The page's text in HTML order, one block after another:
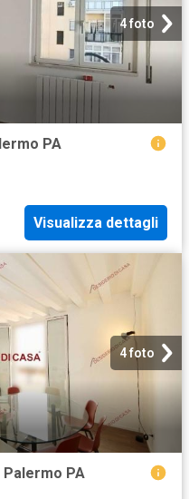
4 foto
PA
Visualizza dettagli
4 foto
PA